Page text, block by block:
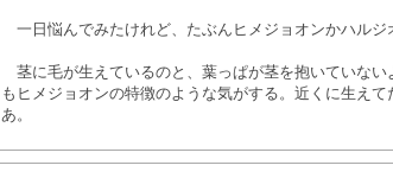
一日悩んでみたけれど、たぶんヒメジョオンかハルジ
茎に毛が生えているのと、葉っぱが茎を抱いていな
もヒメジョオンの特徴のような気がする。近くに生え
あ。